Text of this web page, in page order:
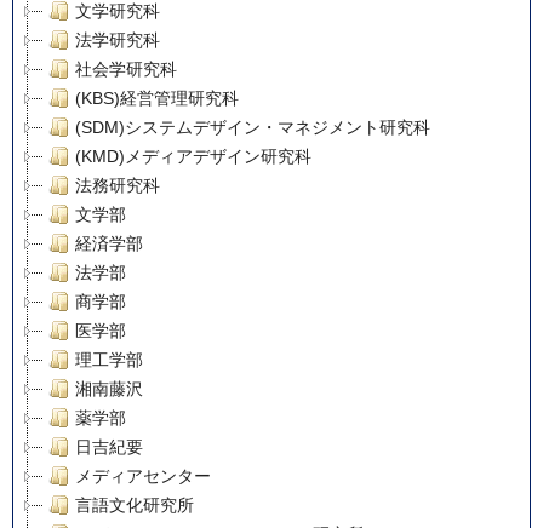
文学研究科
法学研究科
社会学研究科
(KBS)経営管理研究科
(SDM)システムデザイン・マネジメント研究科
(KMD)メディアデザイン研究科
法務研究科
文学部
経済学部
法学部
商学部
医学部
理工学部
湘南藤沢
薬学部
日吉紀要
メディアセンター
言語文化研究所